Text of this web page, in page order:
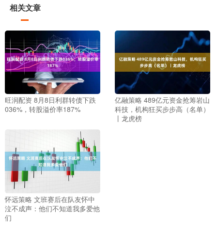
相关文章
旺润配资 8月8日利群转债下跌
036%，转股溢价率187%
亿融策略 489亿元资金抢筹岩山
科技，机构狂买步步高（名单）
丨龙虎榜
怀远策略 文班赛后在队友怀中
泣不成声：他们不知道我多爱他
们